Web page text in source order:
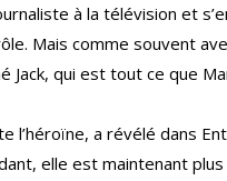
à la télévision et
Mais comme souvent
qui est tout ce que
a révélé dans
elle est maintenant